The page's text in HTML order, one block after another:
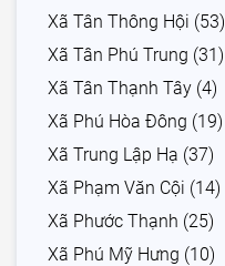
Xã Tân Thông Hội (53)
Xã Tân Phú Trung (31)
Xã Tân Thạnh Tây (4)
Xã Phú Hòa Đông (19)
Xã Trung Lập Hạ (37)
Xã Phạm Văn Cội (14)
Xã Phước Thạnh (25)
Xã Phú Mỹ Hưng (10)